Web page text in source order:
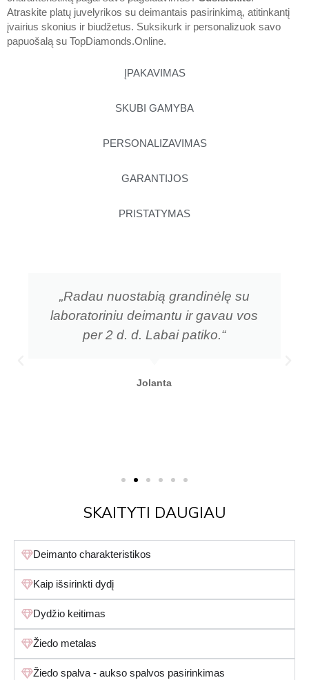
ĮPAKAVIMAS
SKUBI GAMYBA
PERSONALIZAVIMAS
GARANTIJOS
PRISTATYMAS
Atraskite platų juvelyrikos su deimantais pasirinkimą, atitinkantį
įvairius skonius ir biudžetus. Suksikurk ir personalizuok savo
papuošalą su TopDiamonds.Online.
„Radau nuostabią grandinėlę su
laboratoriniu deimantu ir gavau vos
per 2 d. d. Labai patiko.“
Jolanta
SKAITYTI DAUGIAU
Deimanto charakteristikos
Kaip išsirinkti dydį
Dydžio keitimas
Žiedo metalas
Žiedo spalva - aukso spalvos pasirinkimas